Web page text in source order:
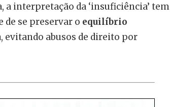
a interpretação da ‘insuficiência’ tem
de se preservar o equilíbrio
evitando abusos de direito por